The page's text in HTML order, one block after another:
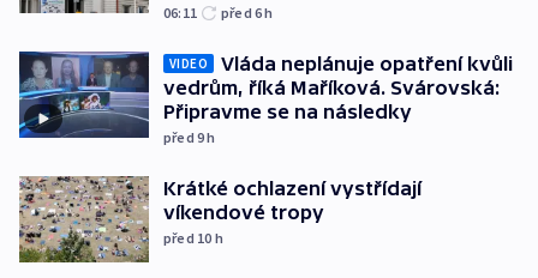
06:11 před 6h
VIDEO
Vláda neplánuje opatření kvůli
vedrům, říká Maříková. Svárovská:
Připravme se na následky
před 9h
Krátké ochlazení vystřídají
víkendové tropy
před 10 h